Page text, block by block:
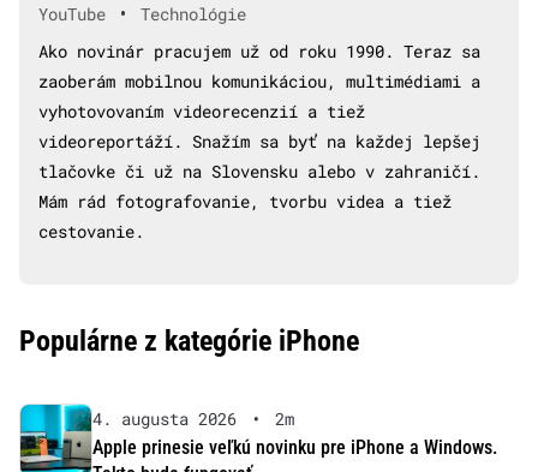
YouTube •
Technológie
Ako novinár pracujem už od roku 1990. Teraz sa
zaoberám mobilnou komunikáciou, multimédiami a
vyhotovovaním videorecenzií a tiež
videoreportáží. Snažím sa byť na každej lepšej
tlačovke či už na Slovensku alebo v zahraničí.
Mám rád fotografovanie, tvorbu videa a tiež
cestovanie.
Populárne z kategórie iPhone
4. augusta 2026 •
2m
Apple prinesie veľkú novinku pre iPhone a Windows.